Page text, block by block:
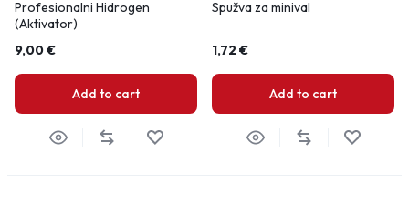
Profesionalni Hidrogen
(Aktivator)
9,00€
Add to cart
Spužva za minival
1,72 €
Add to cart